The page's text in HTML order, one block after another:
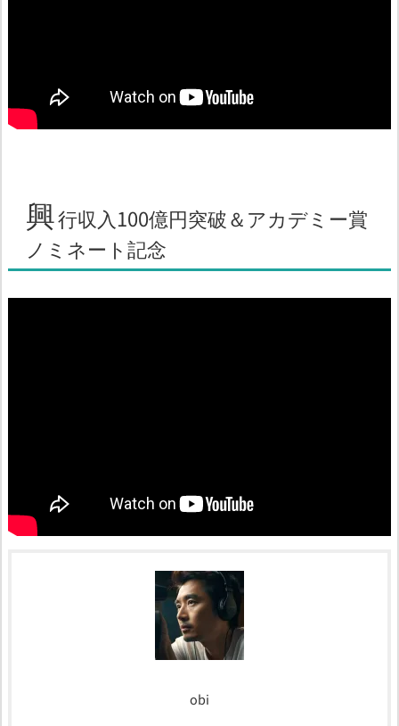
興行収入100億円突破＆アカデミー賞
ノミネート記念
obi